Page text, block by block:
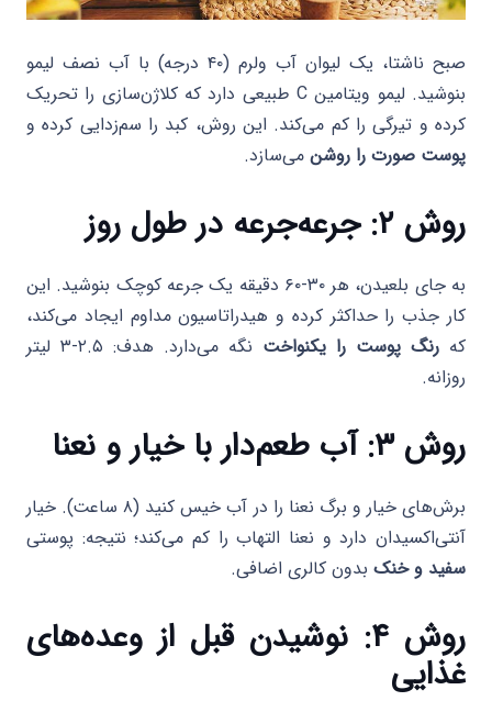
صبح ناشتا، یک لیوان آب ولرم (۴۰ درجه) با آب نصف لیمو
بنوشید. لیمو ویتامین C طبیعی دارد که کلاژن‌سازی را تحریک
کرده و تیرگی را کم می‌کند. این روش، کبد را سم‌زدایی کرده و
پوست صورت را روشن می‌سازد.
روش ۲: جرعه‌جرعه در طول روز
به جای بلعیدن، هر ۳۰-۶۰ دقیقه یک جرعه کوچک بنوشید. این
کار جذب را حداکثر کرده و هیدراتاسیون مداوم ایجاد می‌کند،
که رنگ پوست را یکنواخت
نگه می‌دارد. هدف: ۲.۵-۳ لیتر
روزانه.
روش ۳: آب طعم‌دار با خیار و نعنا
برش‌های خیار و برگ نعنا را در آب خیس کنید (۸ ساعت). خیار
آنتی‌اکسیدان دارد و نعنا التهاب را کم می‌کند؛ نتیجه: پوستی
سفید و خنک بدون کالری اضافی.
روش ۴: نوشیدن قبل از وعده‌های
غذایی